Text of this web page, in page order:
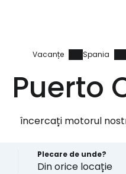
Vacanțe Spania
Puerto
încercați motorul
Plecare de unde?
Din orice locație